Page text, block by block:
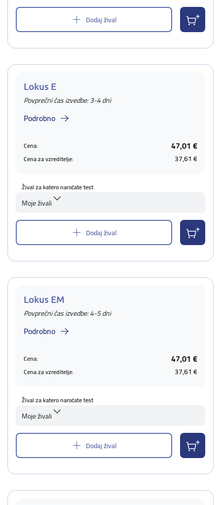
Dodaj žival
Lokus E
Povprečni čas izvedbe: 3-4 dni
Podrobno
Cena: 47,01 €
Cena za vzreditelje: 37,61 €
Žival za katero naročate test
Moje živali
Dodaj žival
Lokus EM
Povprečni čas izvedbe: 4-5 dni
Podrobno
Cena: 47,01 €
Cena za vzreditelje: 37,61 €
Žival za katero naročate test
Moje živali
Dodaj žival